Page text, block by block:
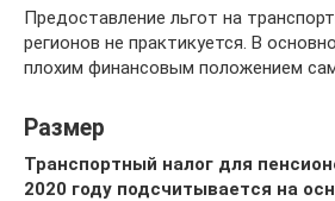
Предоставление льгот на
регионов не практикуется. В
плохим финансовым положением
Размер
Транспортный налог для
2020 году подсчитывается на